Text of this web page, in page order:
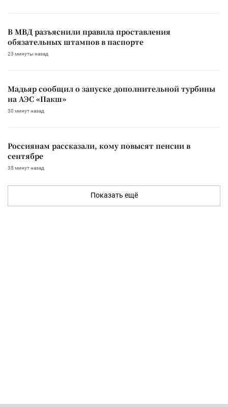
В МВД разъяснили правила проставления
обязательных штампов в паспорте
23 минуты назад
Мадьяр сообщил о запуске дополнительной турбины
на АЭС «Пакш»
30 минут назад
Россиянам рассказали, кому повысят пенсии в
сентябре
35 минут назад
Показать ещё